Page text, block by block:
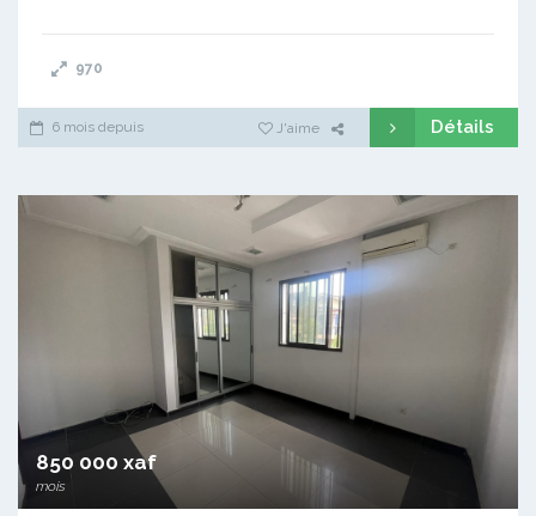
970
6 mois depuis J'aime Détails
850 000 xaf
mois